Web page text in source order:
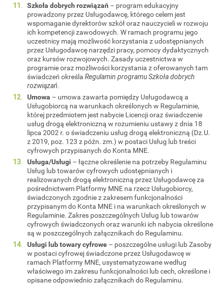
Szkoła dobrych rozwiązań – program edukacyjny
prowadzony przez Usługodawcę, którego celem jest
wspomaganie dyrektorów szkół oraz nauczycieli w rozwoju
ich kompetencji zawodowych. W ramach programu jego
uczestnicy mają możliwość korzystania z udostępnianych
przez Usługodawcę narzędzi pracy, pomocy dydaktycznych
oraz kursów rozwojowych. Zasady uczestnictwa w
programie oraz możliwości korzystania z oferowanych tam
świadczeń określa Regulamin programu Szkoła dobrych
rozwiązań.
Umowa – umowa zawarta pomiędzy Usługodawcą a
Usługobiorcą na warunkach określonych w Regulaminie,
której przedmiotem jest nabycie Licencji oraz świadczenie
usług drogą elektroniczną w rozumieniu ustawy z dnia 18
lipca 2002 r. o świadczeniu usług drogą elektroniczną (Dz.U.
z 2019, poz. 123 z późn. zm.) w postaci Usług lub treści
cyfrowych przypisanych do Konta MNE.
Usługa/Usługi – łączne określenie na potrzeby Regulaminu
Usług lub towarów cyfrowych udostępnianych i
realizowanych drogą elektroniczną przez Usługodawcę za
pośrednictwem Platformy MNE na rzecz Usługobiorcy,
świadczonych zgodnie z zakresem funkcjonalności
przypisanym do Konta MNE i na warunkach określonych w
Regulaminie. Zakres poszczególnych Usług lub towarów
cyfrowych świadczonych oraz warunki ich nabycia określone
są w poszczególnych załącznikach do Regulaminu.
Usługi lub towary cyfrowe – poszczególne usługi lub Zasoby
w postaci cyfrowej świadczone przez Usługodawcę w
ramach Platformy MNE, usystematyzowane według
właściwego im zakresu funkcjonalności lub cech, określone i
opisane odpowiednio załącznikach do Regulaminu.